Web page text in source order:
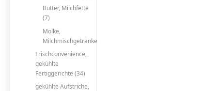
Butter, Milchfette
(7)
Molke,
Milchmischgetränke
Frischconvenience,
gekühlte
Fertiggerichte (34)
gekühlte Aufstriche,